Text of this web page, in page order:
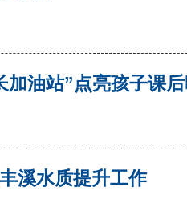
加油站”点亮孩子课
溪水质提升工作